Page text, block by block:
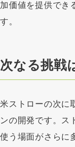
加価値を提供でき
す。
次なる挑戦
米ストローの次に
ンの開発です。ス
使う場面がさらに